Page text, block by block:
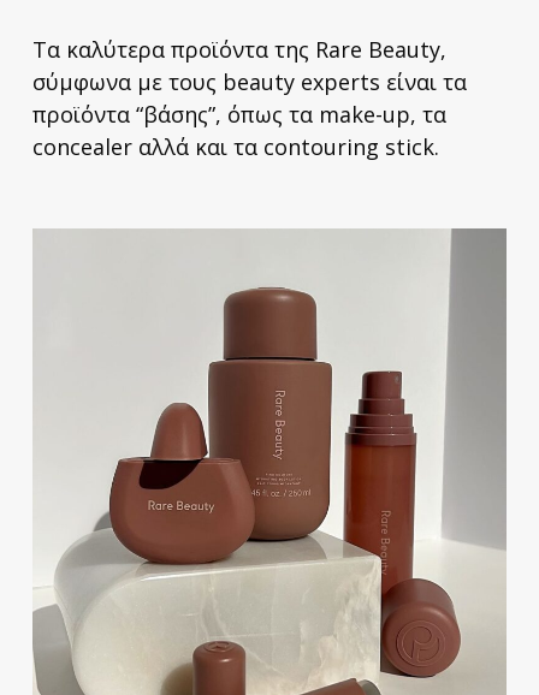
Τα καλύτερα προϊόντα της Rare Beauty,
σύμφωνα με τους beauty experts είναι τα
προϊόντα “βάσης”, όπως τα make-up, τα
concealer αλλά και τα contouring stick.